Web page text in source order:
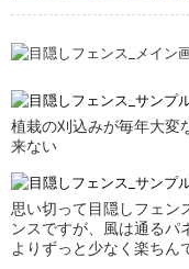
植栽の刈込みが毎年大変
来ない
思い切って目隠しフェン
ンスですが、風は通るパ
よりずっと少なく楽ちん